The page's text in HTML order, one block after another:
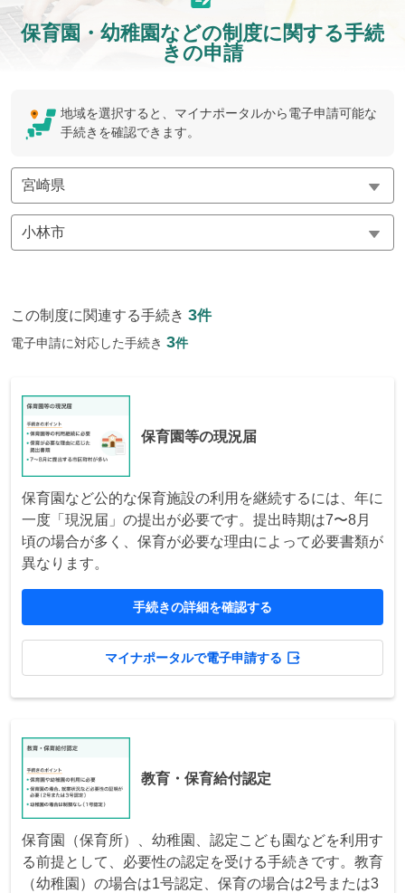
保育園・幼稚園などの制度に関する手続
きの申請
地域を選択すると、マイナポータルから電子申請可能な
手続きを確認できます。
この制度に関連する手続き 3件
電子申請に対応した手続き 3件
保育園等の現況届
保育園など公的な保育施設の利用を継続するには、年に
一度「現況届」の提出が必要です。提出時期は7〜8月
頃の場合が多く、保育が必要な理由によって必要書類が
異なります。
手続きの詳細を確認する
マイナポータルで電子申請する
教育・保育給付認定
保育園（保育所）、幼稚園、認定こども園などを利用す
る前提として、必要性の認定を受ける手続きです。教育
（幼稚園）の場合は1号認定、保育の場合は2号または3